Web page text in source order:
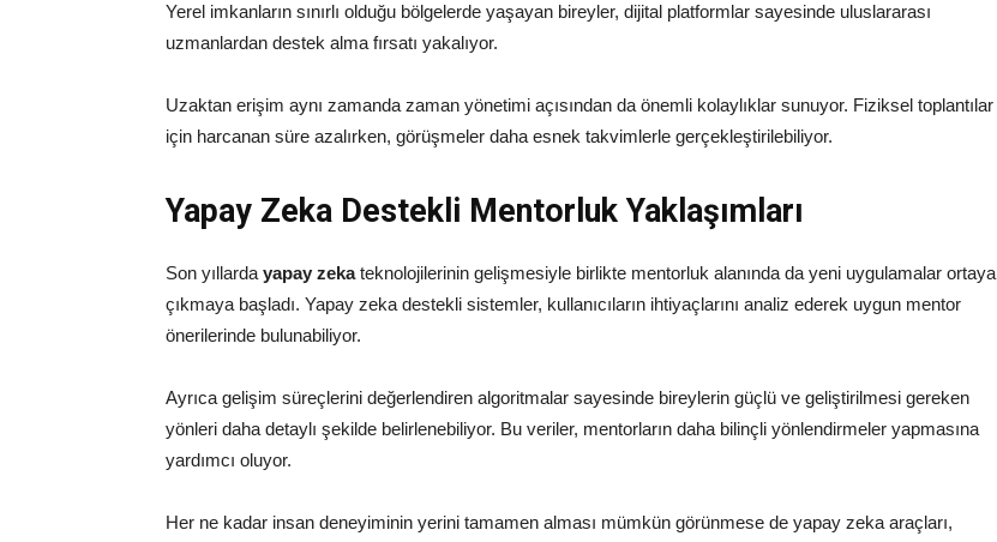
Yerel imkanların sınırlı olduğu bölgelerde yaşayan bireyler, dijital platformlar sayesinde uluslararası
uzmanlardan destek alma fırsatı yakalıyor.
Uzaktan erişim aynı zamanda zaman yönetimi açısından da önemli kolaylıklar sunuyor. Fiziksel toplantılar
için harcanan süre azalırken, görüşmeler daha esnek takvimlerle gerçekleştirilebiliyor.
Yapay Zeka Destekli Mentorluk Yaklaşımları
Son yıllarda yapay zekateknolojilerinin gelişmesiyle birlikte mentorluk alanında da yeni uygulamalar ortaya
çıkmaya başladı. Yapay zeka destekli sistemler, kullanıcıların ihtiyaçlarını analiz ederek uygun mentor
önerilerinde bulunabiliyor.
Ayrıca gelişim süreçlerini değerlendiren algoritmalar sayesinde bireylerin güçlü ve geliştirilmesi gereken
yönleri daha detaylı şekilde belirlenebiliyor. Bu veriler, mentorların daha bilinçli yönlendirmeler yapmasına
yardımcı oluyor.
Her ne kadar insan deneyiminin yerini tamamen alması mümkün görünmese de yapay zeka araçları,